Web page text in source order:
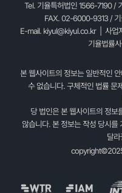
Tel. 기율특허법인 1566-7190 /
FAX. 02-6000-9313 /
E-mail. kiyul@kiyul.co.kr| 사업
기율법률
본 웹사이트의 정보는 일반적인
수 없습니다. 구체적인 법률 문
당 법인은 본 웹사이트의 정보
않습니다. 본 정보는 작성 당시를
달